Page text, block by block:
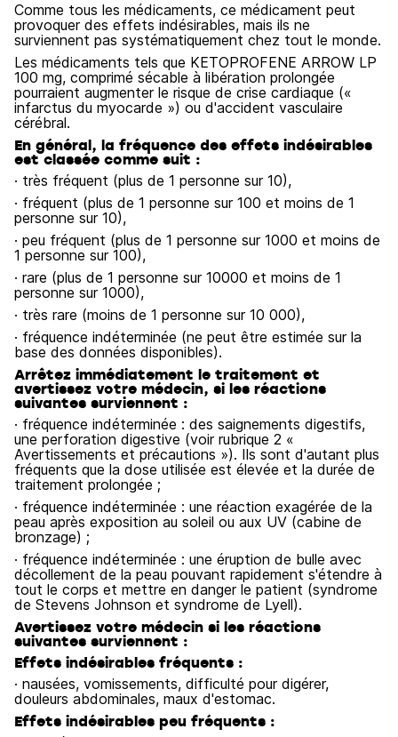
Comme tous les médicaments, ce médicament peut
provoquer des effets indésirables, mais ils ne
surviennent pas systématiquement chez tout le monde.
Les médicaments tels que KETOPROFENE ARROW LP
100 mg, comprimé sécable à libération prolongée
pourraient augmenter le risque de crise cardiaque («
infarctus du myocarde ») ou d'accident vasculaire
cérébral.
En général, la fréquence des effets indésirables
est classée comme suit :
· très fréquent (plus de 1 personne sur 10),
· fréquent (plus de 1 personne sur 100 et moins de 1
personne sur 10),
· peu fréquent (plus de 1 personne sur 1000 et moins de
1 personne sur 100),
· rare (plus de 1 personne sur 10000 et moins de 1
personne sur 1000),
· très rare (moins de 1 personne sur 10 000),
· fréquence indéterminée (ne peut être estimée sur la
base des données disponibles).
Arrêtez immédiatement le traitement et
avertissez votre médecin, si les réactions
suivantes surviennent :
· fréquence indéterminée : des saignements digestifs,
une perforation digestive (voir rubrique 2 «
Avertissements et précautions »). Ils sont d'autant plus
fréquents que la dose utilisée est élevée et la durée de
traitement prolongée ;
· fréquence indéterminée : une réaction exagérée de la
peau après exposition au soleil ou aux UV (cabine de
bronzage) ;
· fréquence indéterminée : une éruption de bulle avec
décollement de la peau pouvant rapidement s'étendre à
tout le corps et mettre en danger le patient (syndrome
de Stevens Johnson et syndrome de Lyell).
Avertissez votre médecin si les réactions
suivantes surviennent :
Effets indésirables fréquents :
· nausées, vomissements, difficulté pour digérer,
douleurs abdominales, maux d'estomac.
Effets indésirables peu fréquents :